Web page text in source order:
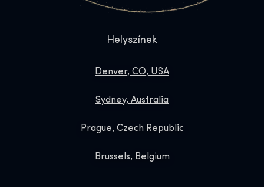
Helyszínek
Denver, CO, USA
Sydney, Australia
Prague, Czech Republic
Brussels, Belgium